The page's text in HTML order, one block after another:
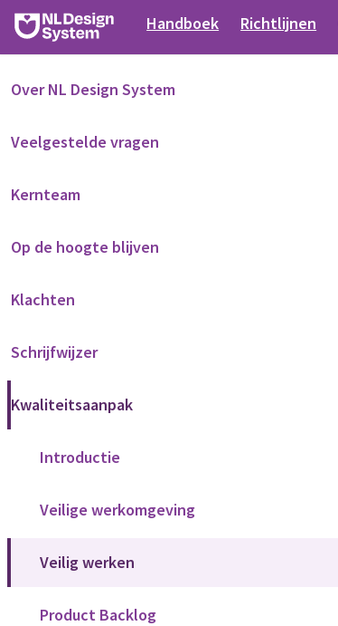
Handboek Richtlijnen
Over NL Design System
Veelgestelde vragen
Kernteam
Op de hoogte blijven
Klachten
Schrijfwijzer
Kwaliteitsaanpak
Introductie
Veilige werkomgeving
Veilig werken
Product Backlog